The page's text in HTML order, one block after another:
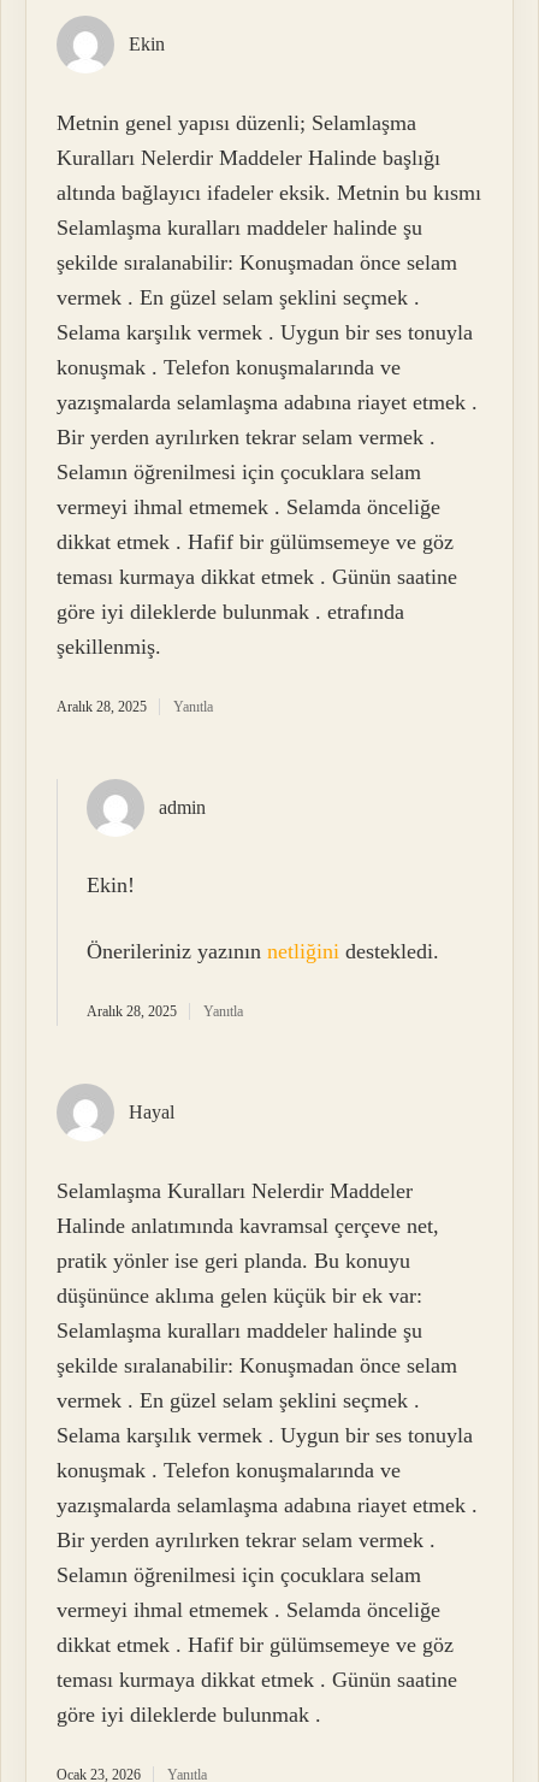
Ekin
Metnin genel yapısı düzenli; Selamlaşma
Kuralları Nelerdir Maddeler Halinde başlığı
altında bağlayıcı ifadeler eksik. Metnin bu kısmı
Selamlaşma kuralları maddeler halinde şu
şekilde sıralanabilir: Konuşmadan önce selam
vermek . En güzel selam şeklini seçmek .
Selama karşılık vermek . Uygun bir ses tonuyla
konuşmak . Telefon konuşmalarında ve
yazışmalarda selamlaşma adabına riayet etmek .
Bir yerden ayrılırken tekrar selam vermek .
Selamın öğrenilmesi için çocuklara selam
vermeyi ihmal etmemek . Selamda önceliğe
dikkat etmek . Hafif bir gülümsemeye ve göz
teması kurmaya dikkat etmek . Günün saatine
göre iyi dileklerde bulunmak . etrafında
şekillenmiş.
Aralık 28, 2025 Yanıtla
admin
Ekin!
Önerileriniz yazınınnetliğini destekledi.
Aralık 28, 2025 Yanıtla
Hayal
Selamlaşma Kuralları Nelerdir Maddeler
Halinde anlatımında kavramsal çerçeve net,
pratik yönler ise geri planda. Bu konuyu
düşününce aklıma gelen küçük bir ek var:
Selamlaşma kuralları maddeler halinde şu
şekilde sıralanabilir: Konuşmadan önce selam
vermek . En güzel selam şeklini seçmek .
Selama karşılık vermek . Uygun bir ses tonuyla
konuşmak . Telefon konuşmalarında ve
yazışmalarda selamlaşma adabına riayet etmek .
Bir yerden ayrılırken tekrar selam vermek .
Selamın öğrenilmesi için çocuklara selam
vermeyi ihmal etmemek . Selamda önceliğe
dikkat etmek . Hafif bir gülümsemeye ve göz
teması kurmaya dikkat etmek . Günün saatine
göre iyi dileklerde bulunmak .
Ocak 23, 2026 Yanıtla